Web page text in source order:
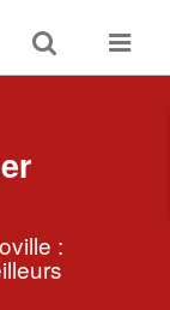
Toggle
search
Toggle
: